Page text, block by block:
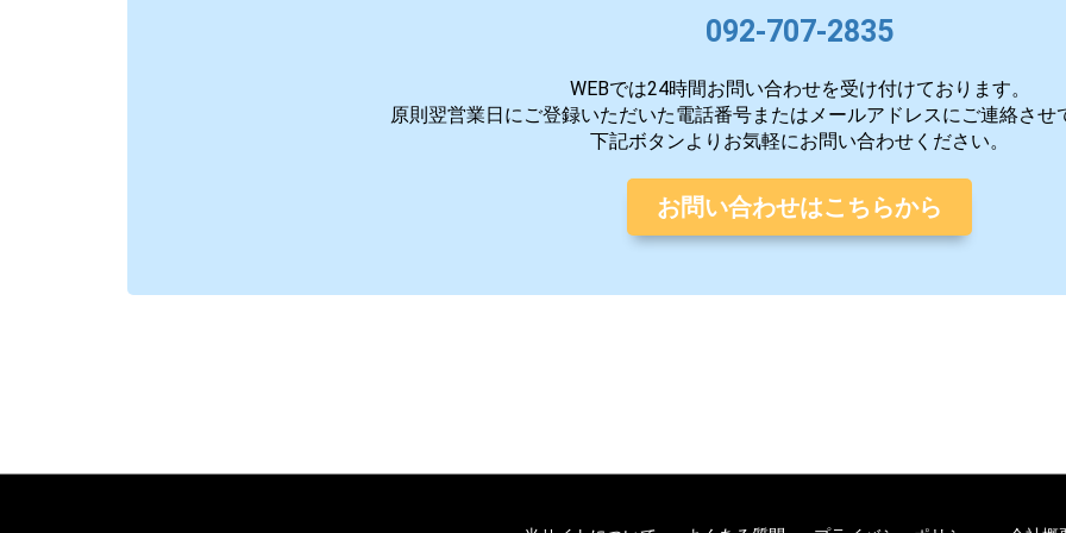
092-707-2835
WEBでは24時間お問い合わせを受け付けております。
原則翌営業日にご登録いただいた電話番号またはメールアドレスにご連絡させ
下記ボタンよりお気軽にお問い合わせください。
お問い合わせはこちらから